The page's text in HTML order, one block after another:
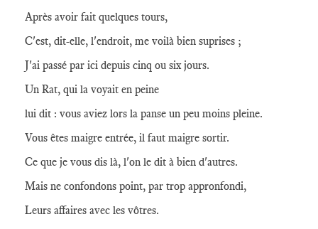
Après avoir fait quelques tours,
C'est, dit-elle, l'endroit, me voilà bien suprises ;
J'ai passé par ici depuis cinq ou six jours.
Un Rat, qui la voyait en peine
lui dit : vous aviez lors la panse un peu moins pleine.
Vous êtes maigre entrée, il faut maigre sortir.
Ce que je vous dis là, l'on le dit à bien d'autres.
Mais ne confondons point, par trop appronfondi,
Leurs affaires avec les vôtres.